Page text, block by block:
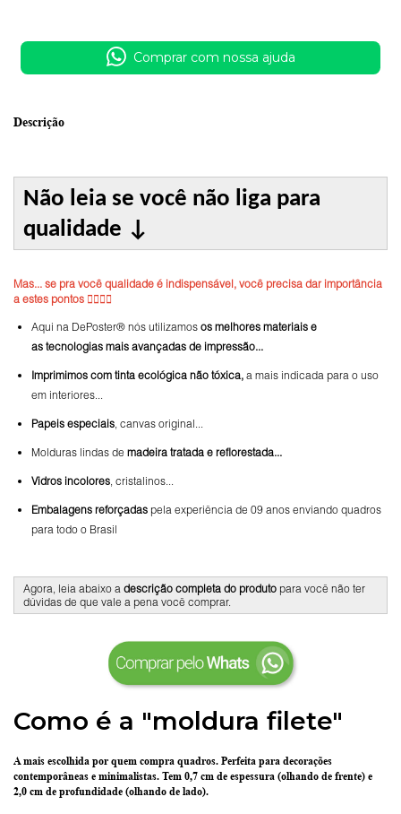
Comprar com nossa ajuda
Descrição
Não leia se você não liga para
qualidade ↓
Mas... se pra você qualidade é indispensável, você precisa dar importância
a estes pontos 👇🏼👇🏼
Aqui na DePoster® nós utilizamos os melhores materiais e
as tecnologias mais avançadas de impressão...
Imprimimos com tinta ecológica não tóxica, a mais indicada para o uso
em interiores...
Papeis especiais, canvas original...
Molduras lindas de madeira tratada e reflorestada...
Vidros incolores, cristalinos...
Embalagens reforçadas pela experiência de 09 anos enviando quadros
para todo o Brasil
Agora, leia abaixo a descrição completa do produto para você não ter
dúvidas de que vale a pena você comprar.
Como é a "moldura filete"
A mais escolhida por quem compra quadros. Perfeita para decorações
contemporâneas e minimalistas. Tem 0,7 cm de espessura (olhando de frente) e
2,0 cm de profundidade (olhando de lado).